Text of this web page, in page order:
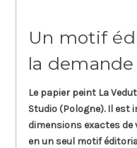
Un motif
la demande
Le papier peint La
Studio (Pologne). Il est
dimensions exactes
en un seul motif